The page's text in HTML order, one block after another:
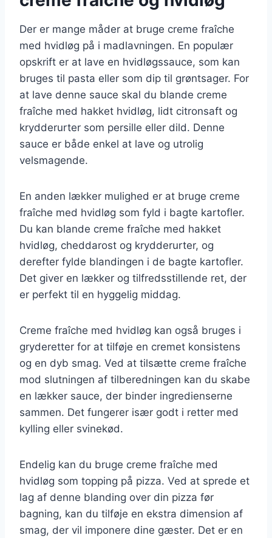
Der er mange måder at bruge creme fraîche
med hvidløg på i madlavningen. En populær
opskrift er at lave en hvidløgssauce, som kan
bruges til pasta eller som dip til grøntsager. For
at lave denne sauce skal du blande creme
fraîche med hakket hvidløg, lidt citronsaft og
krydderurter som persille eller dild. Denne
sauce er både enkel at lave og utrolig
velsmagende.
En anden lækker mulighed er at bruge creme
fraîche med hvidløg som fyld i bagte kartofler.
Du kan blande creme fraîche med hakket
hvidløg, cheddarost og krydderurter, og
derefter fylde blandingen i de bagte kartofler.
Det giver en lækker og tilfredsstillende ret, der
er perfekt til en hyggelig middag.
Creme fraîche med hvidløg kan også bruges i
gryderetter for at tilføje en cremet konsistens
og en dyb smag. Ved at tilsætte creme fraîche
mod slutningen af tilberedningen kan du skabe
en lækker sauce, der binder ingredienserne
sammen. Det fungerer især godt i retter med
kylling eller svinekød.
Endelig kan du bruge creme fraîche med
hvidløg som topping på pizza. Ved at sprede et
lag af denne blanding over din pizza før
bagning, kan du tilføje en ekstra dimension af
smag, der vil imponere dine gæster. Det er en